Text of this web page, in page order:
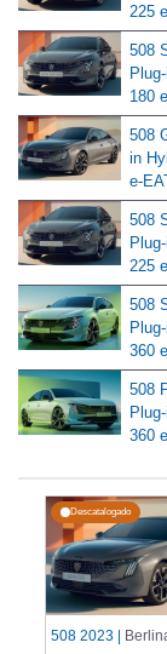
225
508
180
508
in
e-
508
225
508
360
508
360
Descatalogado
508 2023 |